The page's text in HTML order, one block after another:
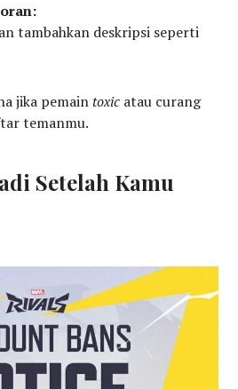
tambahkan deskripsi seperti
jika pemaintoxic atau curang
temanmu.
Setelah Kamu